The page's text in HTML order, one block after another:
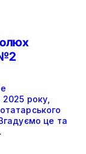
року,
це та